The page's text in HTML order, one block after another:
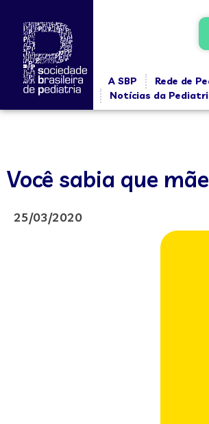
A SBP Rede de
Notícias da
Você sabia que
25/03/2020